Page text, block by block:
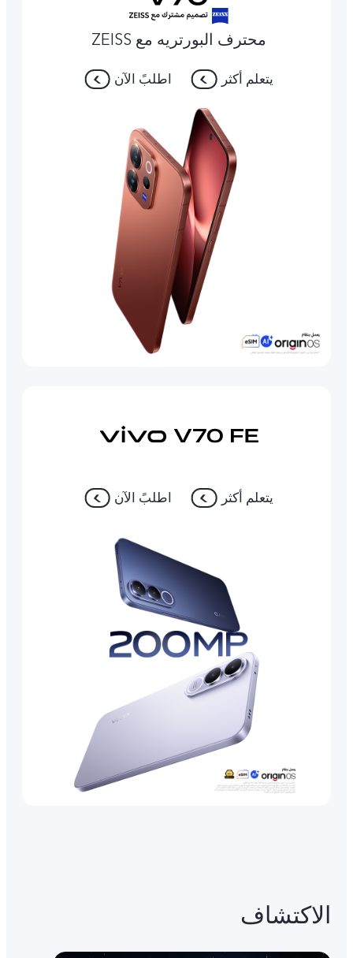
محترف البورتريه مع ZEISS
يتعلم أكثر اطلبً الآن
يتعلم أكثر اطلبً الآن
الاكتشاف